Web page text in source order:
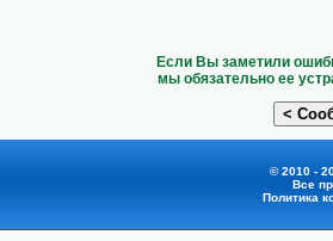
Если Вы заметили
мы обязательно ее
© 2010 -
Все
Политика